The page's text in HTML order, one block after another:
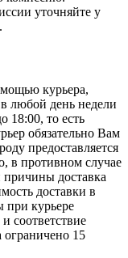
уточняйте у
курьера,
любой день недели
18:00, то есть
обязательно Вам
предоставляется
в противном случае
причины доставка
доставки в
при курьере
соответствие
ограничено 15